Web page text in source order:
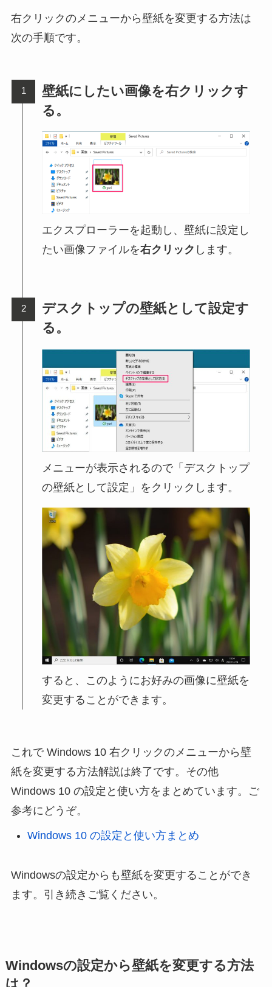
右クリックのメニューから壁紙を変更する方法は
次の手順です。
壁紙にしたい画像を右クリックす
る。
エクスプローラーを起動し、壁紙に設定し
たい画像ファイルを右クリック します。
デスクトップの壁紙として設定す
る。
メニューが表示されるので「デスクトップ
の壁紙として設定」をクリックします。
すると、このようにお好みの画像に壁紙を
変更することができます。
これで Windows 10 右クリックのメニューから壁
紙を変更する方法解説は終了です。その他
Windows 10 の設定と使い方をまとめています。ご
参考にどうぞ。
Windows 10 の設定と使い方まとめ
Windowsの設定からも壁紙を変更することができ
ます。引き続きご覧ください。
Windowsの設定から壁紙を変更する方法
は？